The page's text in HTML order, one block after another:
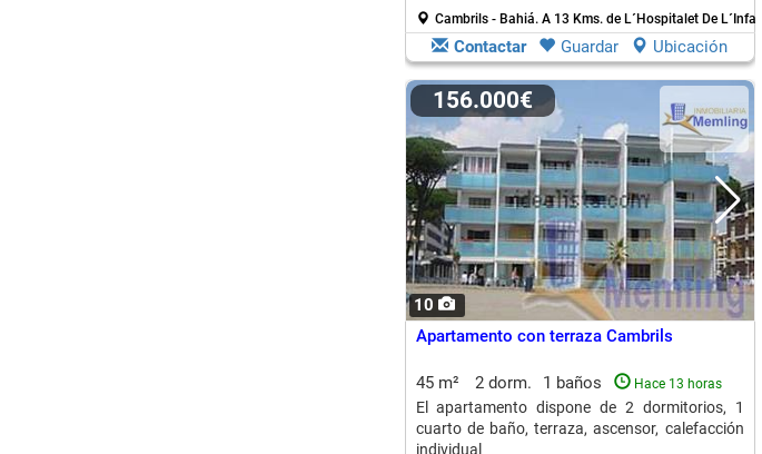
comunitaria.
Cambrils - Bahiá. A 13 Kms. de L´Hospitalet De L´Infant
Contactar Guardar Ubicación
10
156.000€
Apartamento con terraza Cambrils
45 m² 2 dorm. 1 baños Hace 13 horas
El apartamento dispone de 2 dormitorios, 1
cuarto de baño, terraza, ascensor, calefacción
individual